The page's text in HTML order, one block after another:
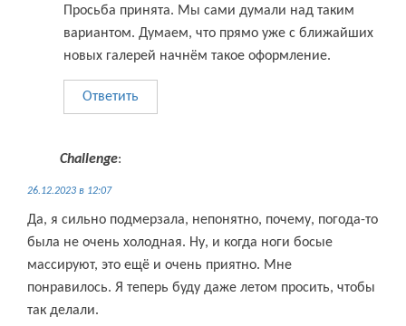
Просьба принята. Мы сами думали над таким
вариантом. Думаем, что прямо уже с ближайших
новых галерей начнём такое оформление.
Ответить
Challenge:
26.12.2023 в 12:07
Да, я сильно подмерзала, непонятно, почему, погода-то
была не очень холодная. Ну, и когда ноги босые
массируют, это ещё и очень приятно. Мне
понравилось. Я теперь буду даже летом просить, чтобы
так делали.